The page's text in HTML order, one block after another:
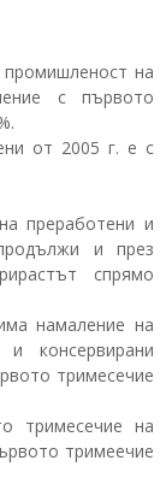
на
с първото
от 2005 г. е с
преработени и
и през
спрямо
намаление на
и консервирани
тримесечие
тримесечие на
тримеечие